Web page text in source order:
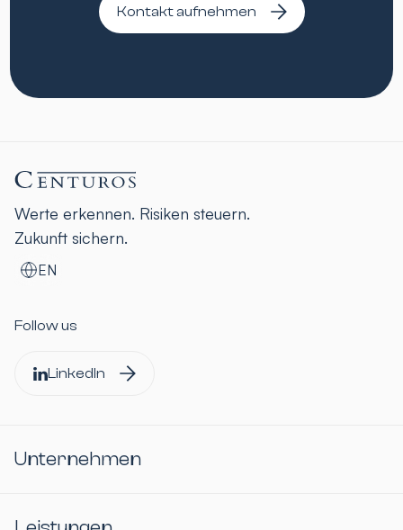
Kontakt aufnehmen
Werte erkennen. Risiken steuern.
Zukunft sichern.
EN
Follow us
LinkedIn
Unternehmen